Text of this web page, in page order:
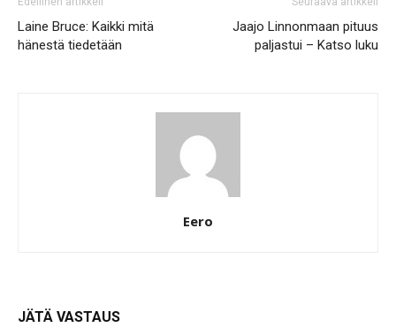
Laine Bruce: Kaikki mitä
hänestä tiedetään
Jaajo Linnonmaan pituus
paljastui – Katso luku
Eero
JÄTÄ VASTAUS